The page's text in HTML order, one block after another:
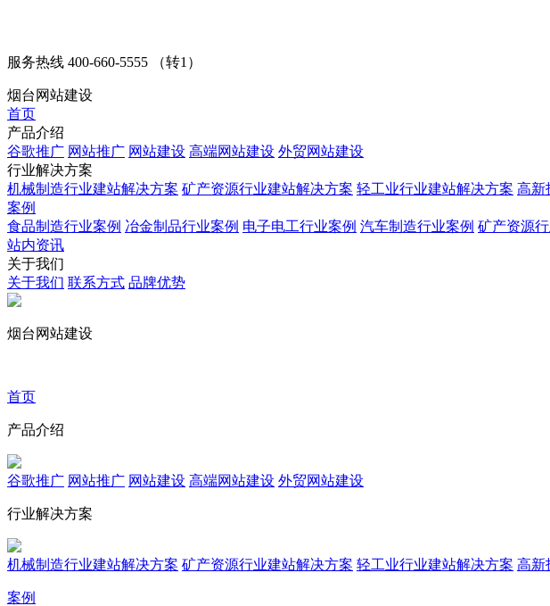
服务热线 400-660-5555 （转1）
烟台网站建设
首页
产品介绍
谷歌推广 网站推广 网站建设 高端网站建设 外贸网站建设
行业解决方案
机械制造行业建站解决方案 矿产资源行业建站解决方案 轻工业行业建站解决方案 高新
案例
食品制造行业案例 冶金制品行业案例 电子电工行业案例 汽车制造行业案例 矿产资源
站内资讯
关于我们
关于我们 联系方式 品牌优势
烟台网站建设
首页
产品介绍
谷歌推广 网站推广 网站建设 高端网站建设 外贸网站建设
行业解决方案
机械制造行业建站解决方案 矿产资源行业建站解决方案 轻工业行业建站解决方案 高新
案例